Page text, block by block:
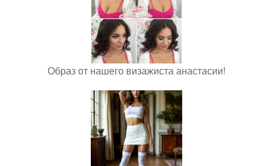
Образ от нашего визажиста анастасии!